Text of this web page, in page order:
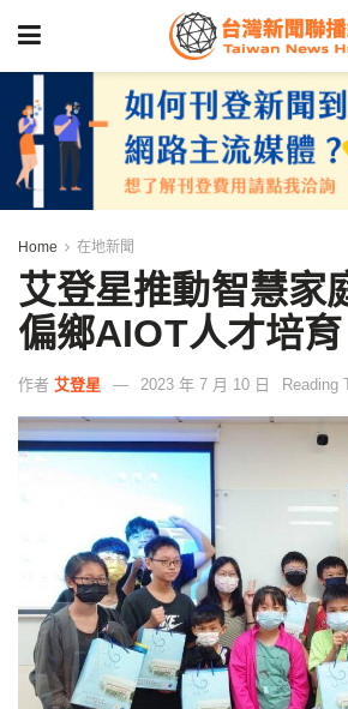
Home 在地新聞
艾登星推動智慧家
偏鄉AIOT人才培育
作者 艾登星 2023 年 7 月 10 日 Reading